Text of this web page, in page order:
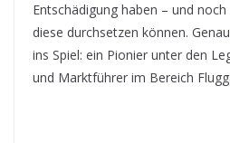
Entschädigung haben – und
diese durchsetzen können.
ins Spiel: ein Pionier unter den
und Marktführer im Bereich